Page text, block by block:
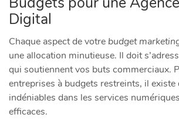
Digital
Chaque aspect de votre budget
une allocation minutieuse. Il doit
qui soutiennent vos buts commerciaux.
entreprises à budgets restreints, il existe
indéniables dans les services
efficaces.